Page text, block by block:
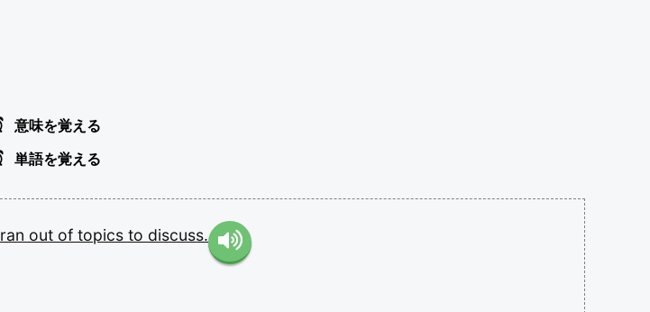
意味を覚える
単語を覚える
ran out of topics to discuss.